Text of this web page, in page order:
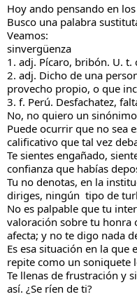
Hoy ando pensando en
Busco una palabra
Veamos:
sinvergüenza
1. adj. Pícaro, bribón. U. t.
2. adj. Dicho de una
provecho propio, o que
3. f. Perú. Desfachatez,
No, no quiero un
Puede ocurrir que no sea
calificativo que tal vez
Te sientes engañado,
confianza que habías
Tu no denotas, en la
diriges, ningún  tipo de
No es palpable que tu
valoración sobre tu honra
afecta; y no te digo nada
Es esa situación en la
repite como un soniquete
Te llenas de frustración y
así. ¿Se ríen de ti?